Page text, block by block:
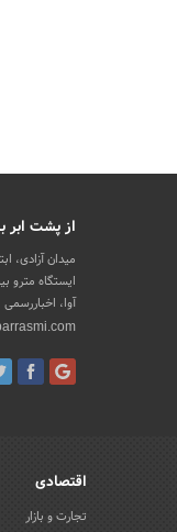
از پشت ابر
میدان آزادی،
ایستگاه مترو
آوا، اخباررسمی
اقتصادی
تجارت و بازار